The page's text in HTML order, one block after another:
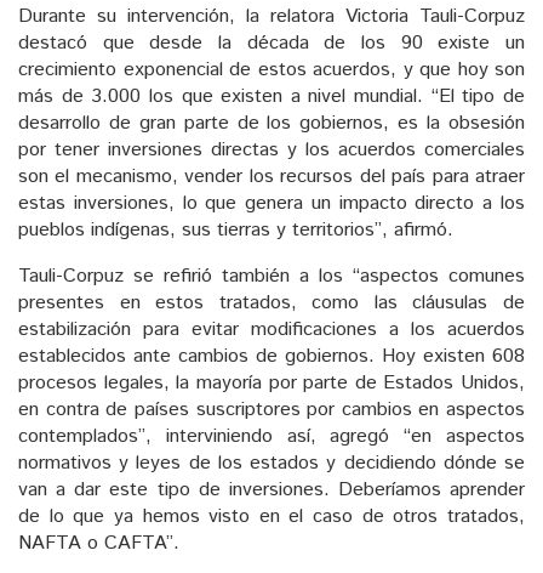
Durante su intervención, la relatora Victoria Tauli-Corpuz
destacó que desde la década de los 90 existe un
crecimiento exponencial de estos acuerdos, y que hoy son
más de 3.000 los que existen a nivel mundial. “El tipo de
desarrollo de gran parte de los gobiernos, es la obsesión
por tener inversiones directas y los acuerdos comerciales
son el mecanismo, vender los recursos del país para atraer
estas inversiones, lo que genera un impacto directo a los
pueblos indígenas, sus tierras y territorios”, afirmó.
Tauli-Corpuz se refirió también a los “aspectos comunes
presentes en estos tratados, como las cláusulas de
estabilización para evitar modificaciones a los acuerdos
establecidos ante cambios de gobiernos. Hoy existen 608
procesos legales, la mayoría por parte de Estados Unidos,
en contra de países suscriptores por cambios en aspectos
contemplados”, interviniendo así, agregó “en aspectos
normativos y leyes de los estados y decidiendo dónde se
van a dar este tipo de inversiones. Deberíamos aprender
de lo que ya hemos visto en el caso de otros tratados,
NAFTA o CAFTA”.